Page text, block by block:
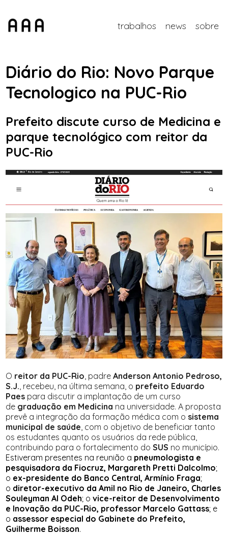
trabalhos news sobre
Diário do Rio: Novo Parque
Tecnologico na PUC-Rio
Prefeito discute curso de Medicina e
parque tecnológico com reitor da
PUC-Rio
O reitor da PUC-Rio, padreAnderson Antonio Pedroso,
S.J., recebeu, na última semana, o prefeito Eduardo
Paes para discutir a implantação de um curso
de graduação em Medicina na universidade. A proposta
prevê a integração da formação médica com o sistema
municipal de saúde, com o objetivo de beneficiar tanto
os estudantes quanto os usuários da rede pública,
contribuindo para o fortalecimento doSUS no município.
Estiveram presentes na reunião a pneumologista e
pesquisadora da Fiocruz, Margareth Pretti Dalcolmo;
o ex-presidente do Banco Central, Armínio Fraga;
o diretor-executivo da Amil no Rio de Janeiro, Charles
Souleyman Al Odeh; ovice-reitor de Desenvolvimento
e Inovação da PUC-Rio, professor Marcelo Gattass; e
o assessor especial do Gabinete do Prefeito,
Guilherme Boisson.